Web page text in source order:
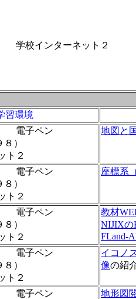
校インターネット２
習環境
電子ペン
９８）
ト２
地図と
電子ペン
９８）
ト２
座標系
電子ペン
９８）
ト２
教材
NIJIXの
FLand-
電子ペン
９８）
ト２
イコノ
像の紹
電子ペン
地形図